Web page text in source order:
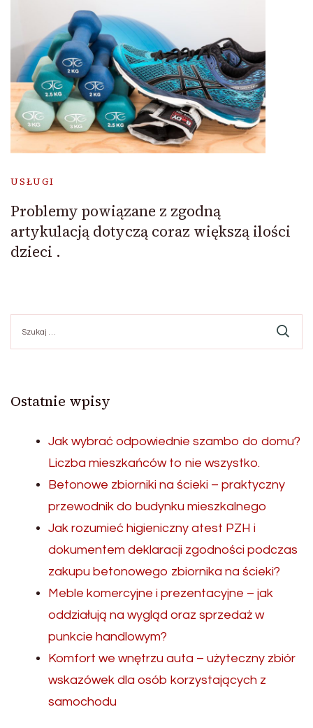
USŁUGI
Problemy powiązane z zgodną
artykulacją dotyczą coraz większą ilości
dzieci .
Ostatnie wpisy
Jak wybrać odpowiednie szambo do domu?
Liczba mieszkańców to nie wszystko.
Betonowe zbiorniki na ścieki – praktyczny
przewodnik do budynku mieszkalnego
Jak rozumieć higieniczny atest PZH i
dokumentem deklaracji zgodności podczas
zakupu betonowego zbiornika na ścieki?
Meble komercyjne i prezentacyjne – jak
oddziałują na wygląd oraz sprzedaż w
punkcie handlowym?
Komfort we wnętrzu auta – użyteczny zbiór
wskazówek dla osób korzystających z
samochodu